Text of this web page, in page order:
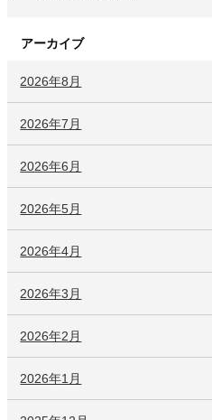
アーカイブ
2026年8月
2026年7月
2026年6月
2026年5月
2026年4月
2026年3月
2026年2月
2026年1月